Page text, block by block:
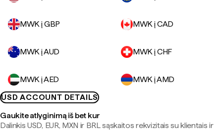
MWK į GBP MWK į CAD
MWK į AUD MWK į CHF
MWK į AED
MWK į AMD
USD ACCOUNT DETAILS
Gaukite atlyginimą iš bet kur
Dalinkis USD, EUR, MXN ir BRL sąskaitos rekvizitais su klientais ir